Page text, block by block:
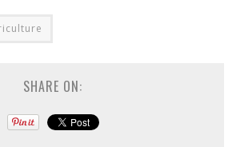
SHARE ON: